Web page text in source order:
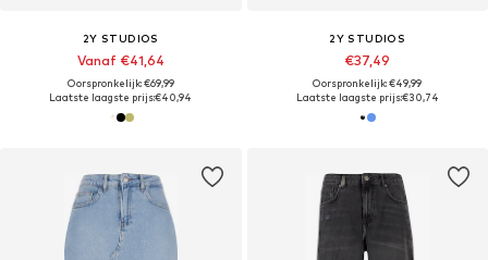
2Y STUDIOS
Vanaf €41,64
Oorspronkelijk: €69,99
Laatste laagste prijs:€40,94
2Y STUDIOS
€37,49
Oorspronkelijk: €49,99
Laatste laagste prijs:€30,74